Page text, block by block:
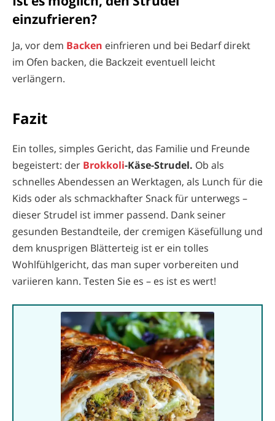
einzufrieren?
Ja, vor dem Backen einfrieren und bei Bedarf direkt
im Ofen backen, die Backzeit eventuell leicht
verlängern.
Fazit
Ein tolles, simples Gericht, das Familie und Freunde
begeistert: der Brokkoli-Käse-Strudel. Ob als
schnelles Abendessen an Werktagen, als Lunch für die
Kids oder als schmackhafter Snack für unterwegs –
dieser Strudel ist immer passend. Dank seiner
gesunden Bestandteile, der cremigen Käsefüllung und
dem knusprigen Blätterteig ist er ein tolles
Wohlfühlgericht, das man super vorbereiten und
variieren kann. Testen Sie es – es ist es wert!